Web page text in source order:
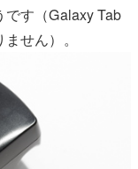
す（Galaxy Tab
せん）。